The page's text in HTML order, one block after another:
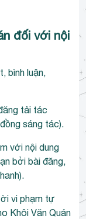
đối với nội
bình luận,
tải tác
sáng tác).
với nội dung
bởi bài đăng,
vi phạm tự
Khôi Văn Quán